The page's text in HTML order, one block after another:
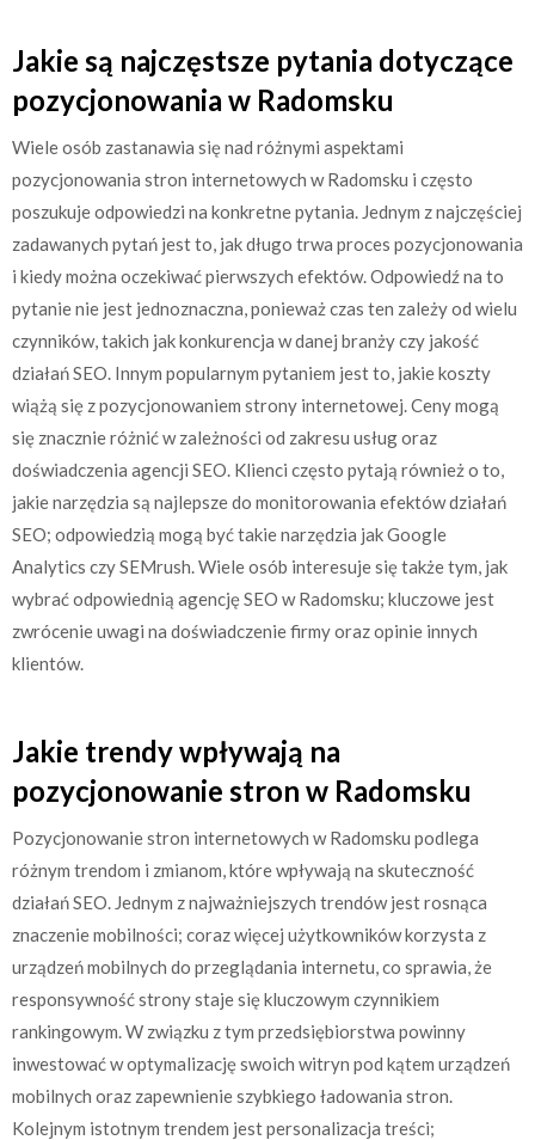
Jakie są najczęstsze pytania dotyczące
pozycjonowania w Radomsku
Wiele osób zastanawia się nad różnymi aspektami
pozycjonowania stron internetowych w Radomsku i często
poszukuje odpowiedzi na konkretne pytania. Jednym z najczęściej
zadawanych pytań jest to, jak długo trwa proces pozycjonowania
i kiedy można oczekiwać pierwszych efektów. Odpowiedź na to
pytanie nie jest jednoznaczna, ponieważ czas ten zależy od wielu
czynników, takich jak konkurencja w danej branży czy jakość
działań SEO. Innym popularnym pytaniem jest to, jakie koszty
wiążą się z pozycjonowaniem strony internetowej. Ceny mogą
się znacznie różnić w zależności od zakresu usług oraz
doświadczenia agencji SEO. Klienci często pytają również o to,
jakie narzędzia są najlepsze do monitorowania efektów działań
SEO; odpowiedzią mogą być takie narzędzia jak Google
Analytics czy SEMrush. Wiele osób interesuje się także tym, jak
wybrać odpowiednią agencję SEO w Radomsku; kluczowe jest
zwrócenie uwagi na doświadczenie firmy oraz opinie innych
klientów.
Jakie trendy wpływają na
pozycjonowanie stron w Radomsku
Pozycjonowanie stron internetowych w Radomsku podlega
różnym trendom i zmianom, które wpływają na skuteczność
działań SEO. Jednym z najważniejszych trendów jest rosnąca
znaczenie mobilności; coraz więcej użytkowników korzysta z
urządzeń mobilnych do przeglądania internetu, co sprawia, że
responsywność strony staje się kluczowym czynnikiem
rankingowym. W związku z tym przedsiębiorstwa powinny
inwestować w optymalizację swoich witryn pod kątem urządzeń
mobilnych oraz zapewnienie szybkiego ładowania stron.
Kolejnym istotnym trendem jest personalizacja treści;